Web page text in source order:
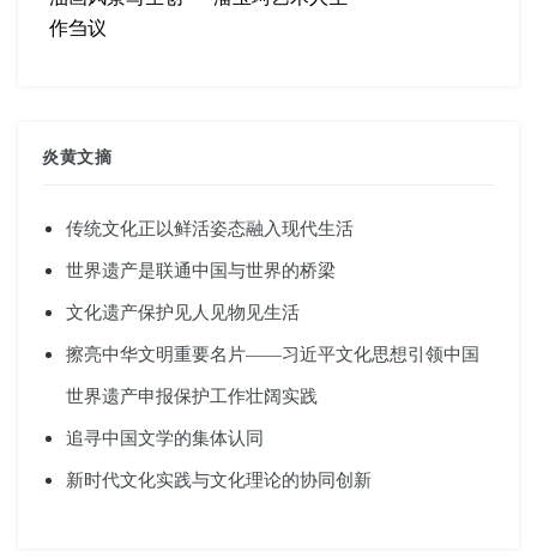
作刍议
炎黄文摘
传统文化正以鲜活姿态融入现代生活
世界遗产是联通中国与世界的桥梁
文化遗产保护见人见物见生活
擦亮中华文明重要名片——习近平文化思想引领中国
世界遗产申报保护工作壮阔实践
追寻中国文学的集体认同
新时代文化实践与文化理论的协同创新